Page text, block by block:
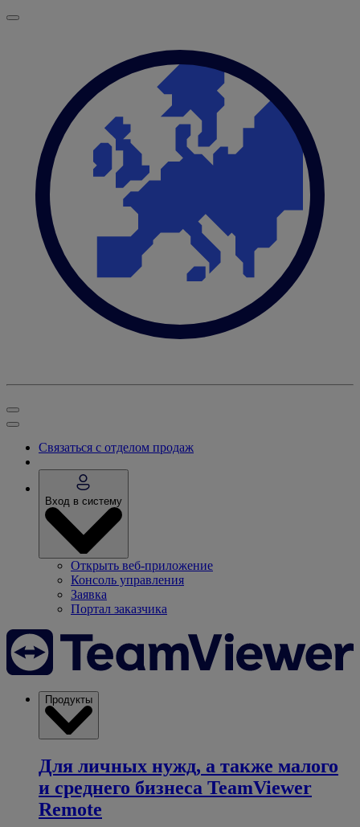
Связаться с отделом продаж
Вход в систему
Открыть веб-приложение
Консоль управления
Заявка
Портал заказчика
Продукты
Для личных нужд, а также малого
и среднего бизнеса TeamViewer
Remote